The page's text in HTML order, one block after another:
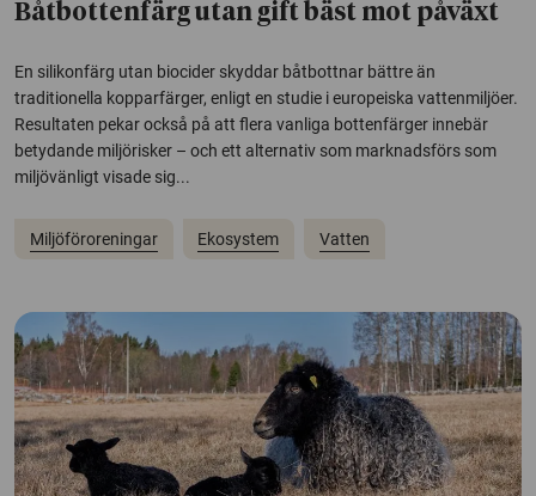
Båtbottenfärg utan gift bäst mot påväxt
En silikonfärg utan biocider skyddar båtbottnar bättre än
traditionella kopparfärger, enligt en studie i europeiska vattenmiljöer.
Resultaten pekar också på att flera vanliga bottenfärger innebär
betydande miljörisker – och ett alternativ som marknadsförs som
miljövänligt visade sig...
Miljöföroreningar Ekosystem Vatten